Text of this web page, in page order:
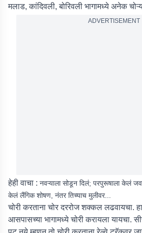
मलाड, कांदिवली, बोरिवली भागामध्ये अनेक
ADVERTISEMENT
हेही वाचा : नवऱ्याला सोडून दिलं; परपुरूषाला केलं
केलं लैंगिक शोषण, नंतर तिच्याच मुलीवर...
चोरी करताना चोर दररोज शक्कल लढवायचा.
आसपासच्या भागामध्ये चोरी करायला यायचा.